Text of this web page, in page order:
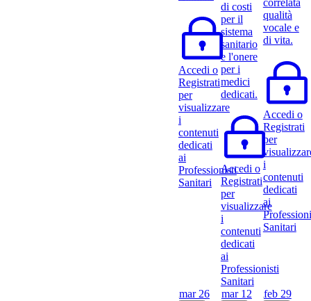
Accedi o
Registrati
per
visualizzare
i
contenuti
dedicati
ai
Professionisti
Sanitari
di costi
per il
sistema
sanitario
e l'onere
per i
medici
dedicati.
Accedi o
Registrati
per
visualizzare
i
contenuti
dedicati
ai
Professionisti
Sanitari
correlata
qualità
vocale e
di vita.
Accedi o
Registrati
per
i
contenuti
dedicati
ai
Sanitari
mar 26 mar 12 feb 29